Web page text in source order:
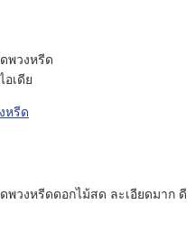
พวงหรีด
เดีย
หรีด
วงหรีดดอกไม้สด ละเอียดมาก ดี